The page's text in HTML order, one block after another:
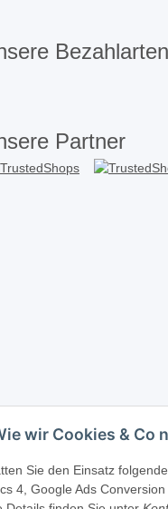
Bezahlarten
Partner
wir Cookies & Co
Sie den Einsatz
4, Google Ads